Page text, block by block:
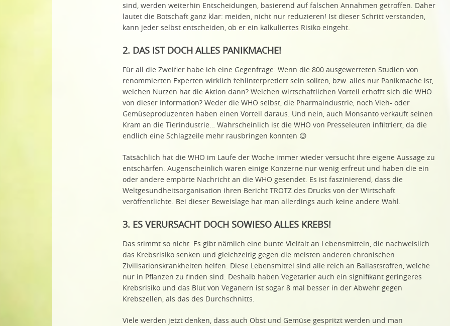
sind, werden weiterhin Entscheidungen, basierend auf falschen Annahmen getroffen. Daher
lautet die Botschaft ganz klar: meiden, nicht nur reduzieren! Ist dieser Schritt verstanden,
kann jeder selbst entscheiden, ob er ein kalkuliertes Risiko eingeht.
2. DAS IST DOCH ALLES PANIKMACHE!
Für all die Zweifler habe ich eine Gegenfrage: Wenn die 800 ausgewerteten Studien von
renommierten Experten wirklich fehlinterpretiert sein sollten, bzw. alles nur Panikmache ist,
welchen Nutzen hat die Aktion dann? Welchen wirtschaftlichen Vorteil erhofft sich die WHO
von dieser Information? Weder die WHO selbst, die Pharmaindustrie, noch Vieh- oder
Gemüseproduzenten haben einen Vorteil daraus. Und nein, auch Monsanto verkauft seinen
Kram an die Tierindustrie… Wahrscheinlich ist die WHO von Presseleuten infiltriert, da die
endlich eine Schlagzeile mehr rausbringen konnten 😉
Tatsächlich hat die WHO im Laufe der Woche immer wieder versucht ihre eigene Aussage zu
entschärfen. Augenscheinlich waren einige Konzerne nur wenig erfreut und haben die ein
oder andere empörte Nachricht an die WHO gesendet. Es ist faszinierend, dass die
Weltgesundheitsorganisation ihren Bericht TROTZ des Drucks von der Wirtschaft
veröffentlichte. Bei dieser Beweislage hat man allerdings auch keine andere Wahl.
3. ES VERURSACHT DOCH SOWIESO ALLES KREBS!
Das stimmt so nicht. Es gibt nämlich eine bunte Vielfalt an Lebensmitteln, die nachweislich
das Krebsrisiko senken und gleichzeitig gegen die meisten anderen chronischen
Zivilisationskrankheiten helfen. Diese Lebensmittel sind alle reich an Ballaststoffen, welche
nur in Pflanzen zu finden sind. Deshalb haben Vegetarier auch ein signifikant geringeres
Krebsrisiko und das Blut von Veganern ist sogar 8 mal besser in der Abwehr gegen
Krebszellen, als das des Durchschnitts.
Viele werden jetzt denken, dass auch Obst und Gemüse gespritzt werden und man